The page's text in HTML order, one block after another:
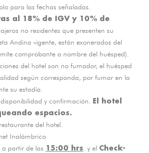
para las fechas señaladas.
al 18% de IGV y 10% de
no residentes que presenten su
Andina vigente, están exonerados del
comprobante a nombre del huésped).
del hotel son no fumador, el huésped
según corresponda, por fumar en la
su estadía.
y confirmación. El hotel
espacios.
del hotel.
Inalámbrico
a partir de las 15:00 hrs . y el Check-